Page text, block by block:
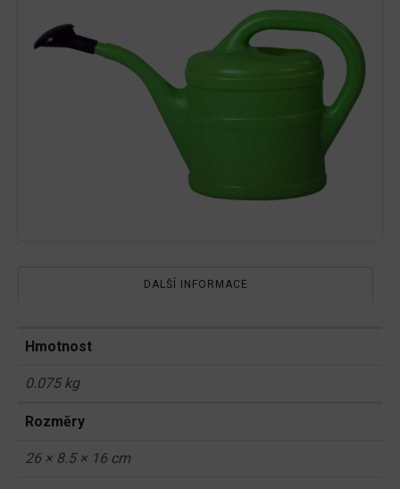
DALŠÍ INFORMACE
Hmotnost
0.075 kg
Rozměry
26 × 8.5 × 16 cm